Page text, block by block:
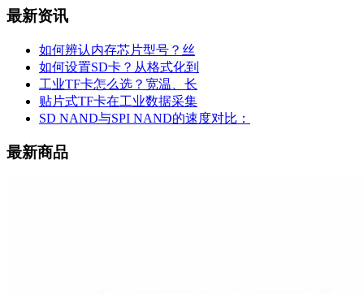
最新资讯
如何辨认内存芯片型号？丝
如何设置SD卡？从格式化到
工业TF卡怎么选？宽温、长
贴片式TF卡在工业数据采集
SD NAND与SPI NAND的速度对比：
最新商品